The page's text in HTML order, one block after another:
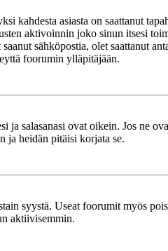
kahdesta asiasta on saattanut
aktivoinnin joko sinun itsesi
sähköpostia, olet saattanut
foorumin ylläpitäjään.
ja salasanasi ovat oikein. Jos
ja heidän pitäisi korjata se.
syystä. Useat foorumit myös
aktiivisemmin.